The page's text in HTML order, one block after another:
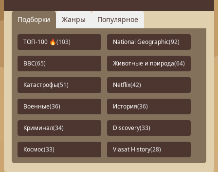
Подборки Жанры Популярное
ТОП-100 🔥(103) National Geographic(92)
BBC(65) Животные и природа(64)
Катастрофы(51) Netflix(42)
Военные(36) История(36)
Криминал(34) Discovery(33)
Космос(33) Viasat History(28)